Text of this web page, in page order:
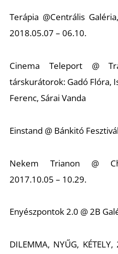
Terápia @Centrális
2018.05.07 – 06.10.
Cinema Teleport @
társkurátorok: Gadó Flóra,
Ferenc, Sárai Vanda
Einstand @ Bánkitó
Nekem Trianon @
2017.10.05 – 10.29.
Enyészpontok 2.0 @ 2B
DILEMMA, NYŰG,